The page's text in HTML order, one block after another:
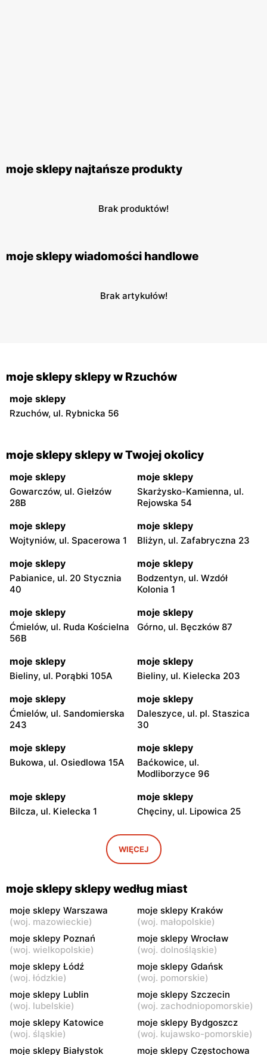
moje sklepy najtańsze produkty
Brak produktów!
moje sklepy wiadomości handlowe
Brak artykułów!
moje sklepy sklepy w Rzuchów
moje sklepy
Rzuchów, ul. Rybnicka 56
moje sklepy sklepy w Twojej okolicy
moje sklepy
Gowarczów, ul. Giełzów
28B
moje sklepy
Skarżysko-Kamienna, ul.
Rejowska 54
moje sklepy
Wojtyniów, ul. Spacerowa 1
moje sklepy
Bliżyn, ul. Zafabryczna 23
moje sklepy
Pabianice, ul. 20 Stycznia
40
moje sklepy
Bodzentyn, ul. Wzdół
Kolonia 1
moje sklepy
Ćmielów, ul. Ruda Kościelna
56B
moje sklepy
Górno, ul. Bęczków 87
moje sklepy
Bieliny, ul. Porąbki 105A
moje sklepy
Bieliny, ul. Kielecka 203
moje sklepy
Ćmielów, ul. Sandomierska
243
moje sklepy
Daleszyce, ul. pl. Staszica
30
moje sklepy
Bukowa, ul. Osiedlowa 15A
moje sklepy
Baćkowice, ul.
Modliborzyce 96
moje sklepy
Bilcza, ul. Kielecka 1
moje sklepy
Chęciny, ul. Lipowica 25
Iwaniska, ul. Ujazdowska 5
moje sklepy
Bogoria, ul. Rynek 30
Gorzyce, ul. Szkolna 44 Grębów, ul. Wydrza 180
moje sklepy
Jadachy, ul. Jadachy 111
moje sklepy
Jeżowe, ul. Zalesie 77
moje sklepy
Kazimierza Wielka, ul.
Kolejowa 15
moje sklepy
Kamień, ul. Błonie 23
moje sklepy
Górki, ul. Górki 71
moje sklepy
Gumniska, ul. Gumniska
157C
moje sklepy moje sklepy
WIĘCEJ
moje sklepy sklepy według miast
moje sklepy Warszawa
(woj. mazowieckie)
moje sklepy Kraków
(woj. małopolskie)
moje sklepy Poznań
(woj. wielkopolskie)
moje sklepy Wrocław
(woj. dolnośląskie)
moje sklepy Łódź
(woj. łódzkie)
moje sklepy Gdańsk
(woj. pomorskie)
moje sklepy Lublin
(woj. lubelskie)
moje sklepy Szczecin
(woj. zachodniopomorskie)
moje sklepy Katowice
(woj. śląskie)
moje sklepy Bydgoszcz
(woj. kujawsko-pomorskie)
moje sklepy Białystok
moje sklepy Częstochowa